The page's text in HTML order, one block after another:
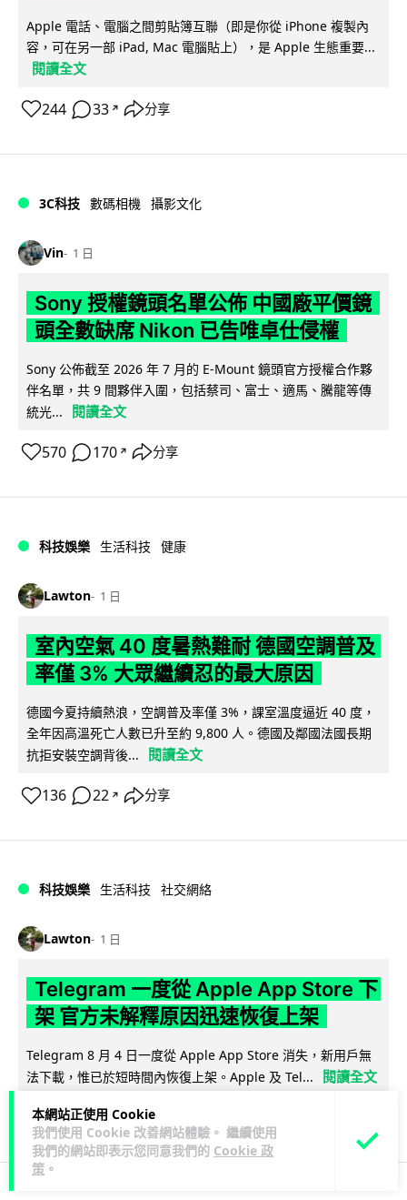
本網站正使用 Cookie
我們使用 Cookie 改善網站體驗。 繼續使用
我們的網站即表示您同意我們的 Cookie 政
策 。
Apple 電話、電腦之間剪貼簿互聯（即是你從 iPhone 複製內
容，可在另一部 iPad, Mac 電腦貼上），是 Apple 生態重要...
閱讀全文
244 33 ↗ 分享
3C科技 數碼相機 攝影文化
Vin 1 日
Sony 授權鏡頭名單公佈 中國廠平價鏡
頭全數缺席 Nikon 已告唯卓仕侵權
Sony 公佈截至 2026 年 7 月的 E-Mount 鏡頭官方授權合作夥
伴名單，共 9 間夥伴入圍，包括蔡司、富士、適馬、騰龍等傳
統光...
閱讀全文
570 170 ↗ 分享
科技娛樂 生活科技 健康
Lawton 1 日
室內空氣 40 度暑熱難耐 德國空調普及
率僅 3% 大眾繼續忍的最大原因
德國今夏持續熱浪，空調普及率僅 3%，課室溫度逼近 40 度，
全年因高溫死亡人數已升至約 9,800 人。德國及鄰國法國長期
抗拒安裝空調背後...
閱讀全文
136 22 ↗ 分享
科技娛樂 生活科技 社交網絡
Lawton 1 日
Telegram 一度從 Apple App Store 下
架 官方未解釋原因迅速恢復上架
Telegram 8 月 4 日一度從 Apple App Store 消失，新用戶無
法下載，惟已於短時間內恢復上架。Apple 及 Tel...
閱讀全文
80 3↗ 分享